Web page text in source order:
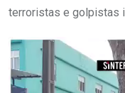
terroristas e golpistas
Tocador
de
vídeo